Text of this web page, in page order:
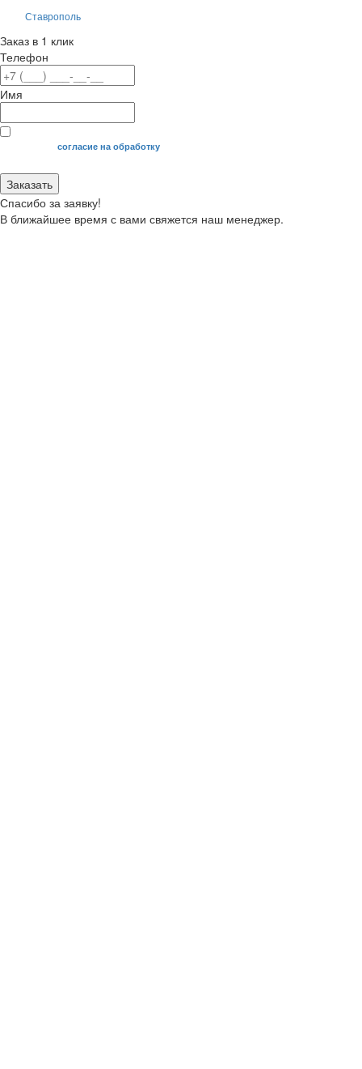
Ставрополь
Заказ в 1 клик
Телефон
Имя
Я даю своесогласие на обработку
Заказать
Спасибо за заявку!
В ближайшее время с вами свяжется наш менеджер.